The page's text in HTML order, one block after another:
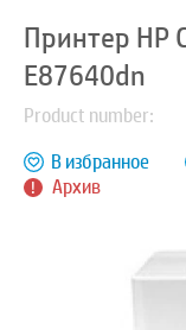
Принтер HP
E87640dn
Product number:
Архив
В избранное